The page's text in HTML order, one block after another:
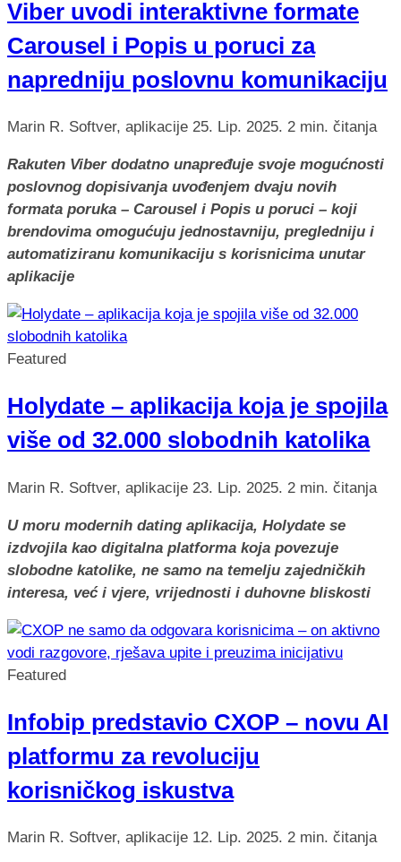
Viber uvodi interaktivne formate
Carousel i Popis u poruci za
napredniju poslovnu komunikaciju
Marin R. Softver, aplikacije 25. Lip. 2025. 2 min. čitanja
Rakuten Viber dodatno unapređuje svoje mogućnosti
poslovnog dopisivanja uvođenjem dvaju novih
formata poruka – Carousel i Popis u poruci – koji
brendovima omogućuju jednostavniju, pregledniju i
automatiziranu komunikaciju s korisnicima unutar
aplikacije
Featured
Holydate – aplikacija koja je spojila
više od 32.000 slobodnih katolika
Marin R. Softver, aplikacije 23. Lip. 2025. 2 min. čitanja
U moru modernih dating aplikacija, Holydate se
izdvojila kao digitalna platforma koja povezuje
slobodne katolike, ne samo na temelju zajedničkih
interesa, već i vjere, vrijednosti i duhovne bliskosti
Featured
Infobip predstavio CXOP – novu AI
platformu za revoluciju
korisničkog iskustva
Marin R. Softver, aplikacije 12. Lip. 2025. 2 min. čitanja